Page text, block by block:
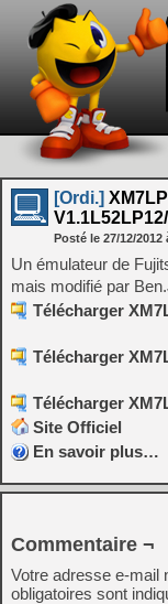
[Ordi.] XM7LP
Posté le 27/12/2012
Un émulateur de
mais modifié par
Télécharger
Télécharger
Télécharger
Site Officiel
En savoir plus…
Commentaire ¬
Votre adresse e-mail
obligatoires sont